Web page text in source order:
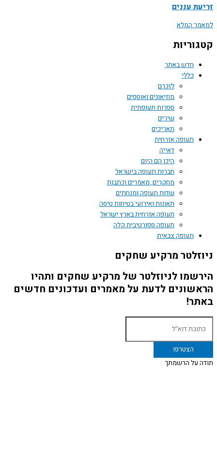
זריעת עננים
למאמר המלא
קטגוריות
חדש באתר
כללי
לזכרם
מוזיאונים ואוספים
ספרות תעופתית
שירים
תאריכים
תעופה אזרחית
דאייה
היכן הם היום
חברות תעופה בישראל
מחקרים, מאמרים וכתבות
שדות תעופה ומנחתים
תאונות ואירועי בטיחות טיסה
תעופה אזרחית בארץ ישראל
תעופה ספורטיבית קלה
תעופה צבאית
ניוזלטר מרקיע שחקים
הירשמו לניוזלטר של מרקיע שחקים ותהיו
הראשונים לדעת על מאמרים ועדכונים חדשים
באתר!
תודה על הרשמתך